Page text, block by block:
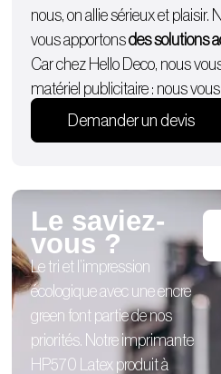
nous, on allie sérieux et plaisir.
vous apportonsdes solutions
Car chez Hello Deco, nous
matériel publicitaire : nous
Demander un devis
Le saviez-
vous ?
Le tri et l’impression
écologique avec une encre
green font partie de nos
priorités. Notre imprimante
HP570 Latex produit à